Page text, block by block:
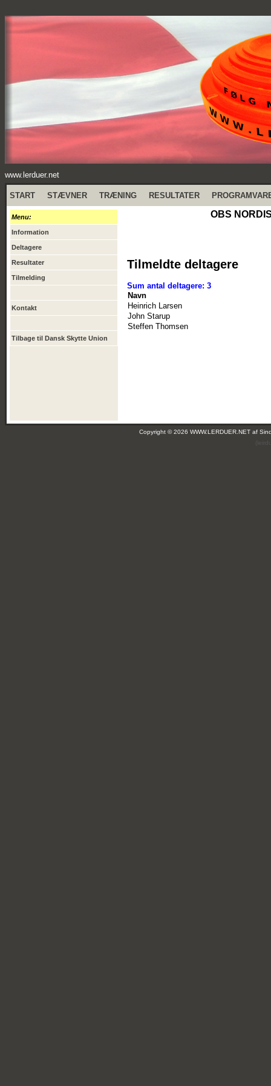
www.lerduer.net
START STÆVNER TRÆNING RESULTATER
Menu:
Information
Deltagere
Resultater
Tilmelding
Kontakt
Tilbage til Dansk Skytte Union
OBS
Tilmeldte deltagere
Sum antal deltagere: 3
Navn
Heinrich Larsen
John Starup
Steffen Thomsen
Copyright © 2026 WWW.LERDUER.NET af